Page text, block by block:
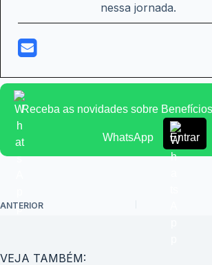
nessa jornada.
Receba as novidades sobre
WhatsApp Entrar
ANTERIOR
VEJA TAMBÉM: